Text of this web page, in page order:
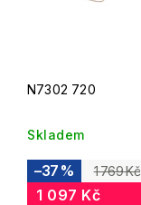
N7302 720
Skladem
1 769 Kč
–37 %
1 097 Kč